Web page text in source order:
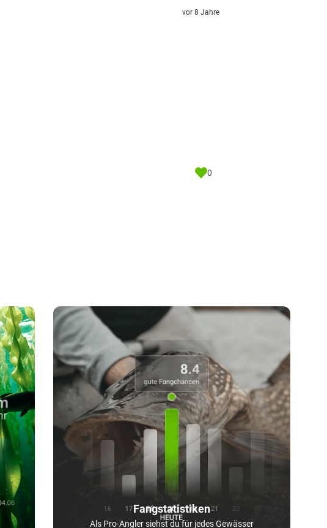
vor 8 Jahre
0
Fangstatistiken
Als Pro-Angler siehst du für jedes Gewässer